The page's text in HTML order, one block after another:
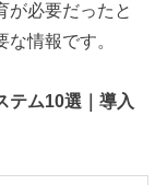
が必要だったと
情報です。
テム10選｜導入